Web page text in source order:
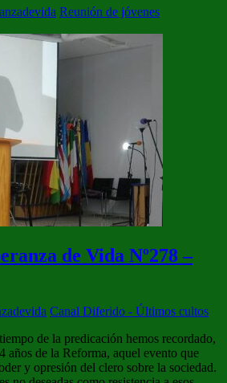
Reunión de jóvenes
de Vida Nº278 –
Canal Diferido - Últimos cultos
de la predicación hemos recordado,
años de la Reforma, aquel evento que
y opresión del clero sobre la sociedad.